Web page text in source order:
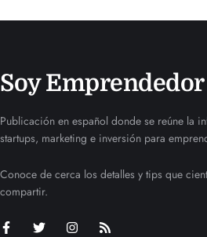
Soy Emprendedor
Publicación en español donde se reúne la
startups, marketing e inversión para
Conoce de cerca los detalles y tips que
compartir.